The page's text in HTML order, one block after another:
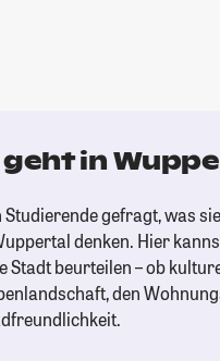
geht in
gefragt, was
denken. Hier
Stadt beurteilen – ob
den